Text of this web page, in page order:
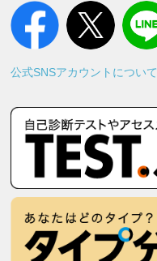
公式SNSアカウントについて